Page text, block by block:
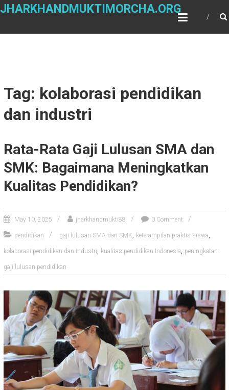
Skip
JHARKHANDMUKTIMORCHA.ORG
Tag: kolaborasi pendidikan
dan industri
Rata-Rata Gaji Lulusan SMA dan
SMK: Bagaimana Meningkatkan
Kualitas Pendidikan?
May 10, 2025 jharkhandmukti88 0 Comment
pendidikan gaji lulusan SMA dan SMK, keterampilan praktis siswa,
kolaborasi pendidikan dan industri, kualitas pendidikan Indonesia, peningkatan
gaji lulusan pendidikan